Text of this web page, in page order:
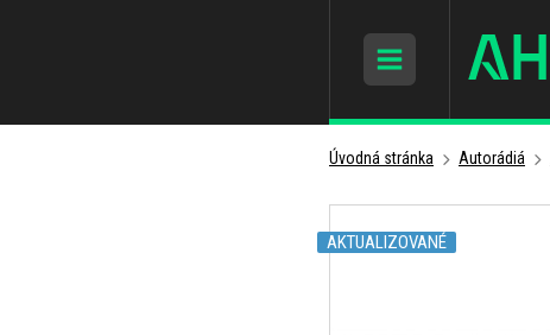
Úvodná stránka Autorádiá
AKTUALIZOVANÉ